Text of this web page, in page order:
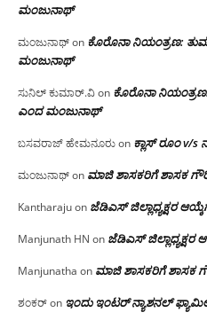
ಮಂಜು‌ನಾಥ್
ಮಂಜುನಾಥ್on ಕೊರೊನಾ ನಿಯಂತ್ರಣ:
ಮಂಜು‌ನಾಥ್
ಸುನಿಲ್ ಕುಮಾರ್.ವಿon ಕೊರೊನಾ ನಿಯಂತ್ರಣ:
ಎಂದ ಮಂಜು‌ನಾಥ್
ಬಸವರಾಜ್ ಹೇಮನೂರುon ಕ್ಲಾಸ್ ರೂಂ v/s
ಮಂಜುನಾಥ್on ಮಾಜಿ ಶಾಸಕರಿಗೆ ಶಾಸಕ
Kantharajuon ಜೆಡಿಎಸ್ ಜಿಲ್ಲಾಧ್ಯಕ್ಷರ
Manjunath HN on ಜೆಡಿಎಸ್ ಜಿಲ್ಲಾಧ್ಯಕ್ಷರ
Manjunatha on ಮಾಜಿ ಶಾಸಕರಿಗೆ ಶಾಸಕ
ಶಂಕರ್on ಇಂದು ಇಂಟರ್ ನ್ಯಾಶನಲ್